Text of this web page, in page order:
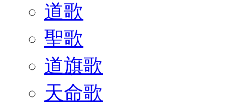
道歌
聖歌
道旗歌
天命歌